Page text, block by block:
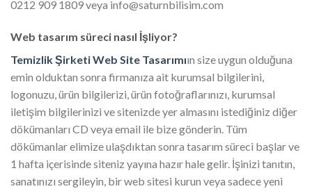
0212 909 1809 veya info@saturnbilisim.com
Web tasarım süreci nasıl İşliyor?
Temizlik Şirketi Web Site Tasarımıın size uygun olduğuna
emin olduktan sonra firmanıza ait kurumsal bilgilerini,
logonuzu, ürün bilgilerizi, ürün fotoğraflarınızı, kurumsal
iletişim bilgilerinizi ve sitenizde yer almasını istediğiniz diğer
dökümanları CD veya email ile bize gönderin. Tüm
dökümanlar elimize ulaşdıktan sonra tasarım süreci başlar ve
1 hafta içerisinde siteniz yayına hazır hale gelir. İşinizi tanıtın,
sanatınızı sergileyin, bir web sitesi kurun veya sadece yeni